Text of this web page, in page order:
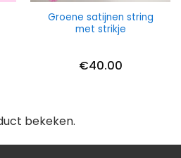
Groene satijnen string
met strikje
€40.00
bekeken.